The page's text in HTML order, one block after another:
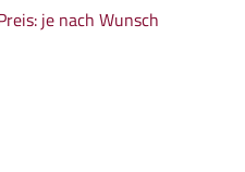
je nach Wunsch